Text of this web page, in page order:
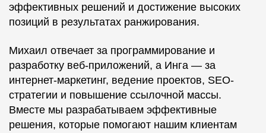
эффективных решений и достижение высоких
позиций в результатах ранжирования.
Михаил отвечает за программирование и
разработку веб-приложений, а Инга — за
интернет-маркетинг, ведение проектов, SEO-
стратегии и повышение ссылочной массы.
Вместе мы разрабатываем эффективные
решения, которые помогают нашим клиентам